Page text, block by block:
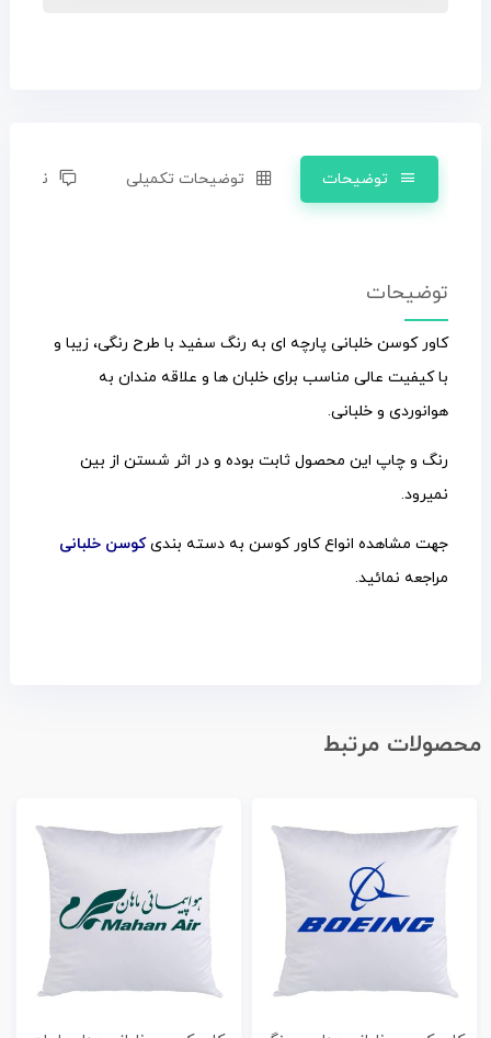
توضیحات توضیحات تکمیلی نظرات (0)
توضیحات
کاور کوسن خلبانی پارچه ای به رنگ سفید با طرح رنگی، زیبا و
با کیفیت عالی مناسب برای خلبان ها و علاقه مندان به
هوانوردی و خلبانی.
رنگ و چاپ این محصول ثابت بوده و در اثر شستن از بین
نمیرود.
جهت مشاهده انواع کاور کوسن به دسته بندی کوسن خلبانی
مراجعه نمائید.
محصولات مرتبط